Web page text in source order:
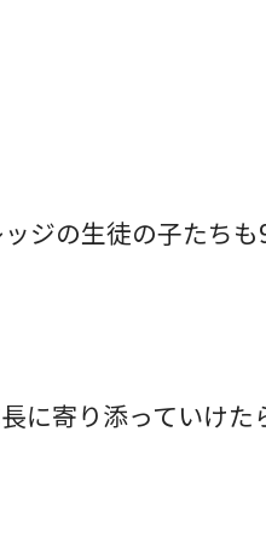
ジの生徒の子たちも
に寄り添っていけた